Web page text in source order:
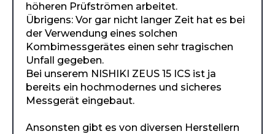
höheren Prüfströmen arbeitet.
Übrigens: Vor gar nicht langer Zeit hat es bei
der Verwendung eines solchen
Kombimessgerätes einen sehr tragischen
Unfall gegeben.
Bei unserem NISHIKI ZEUS 15 ICS ist ja
bereits ein hochmodernes und sicheres
Messgerät eingebaut.
Ansonsten gibt es von diversen Herstellern